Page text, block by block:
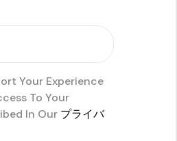
Your Experience
To Your
In Our プライバ